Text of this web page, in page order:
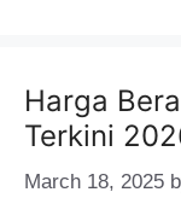
Harga
Terkini
March 18, 2025